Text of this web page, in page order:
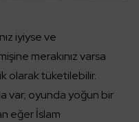
iyiyse ve
merakınız varsa
olarak tüketilebilir.
var; oyunda yoğun bir
eğer İslam